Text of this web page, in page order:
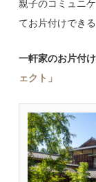
親子のコミュニ
てお片付けでき
一軒家のお片付
ェクト」